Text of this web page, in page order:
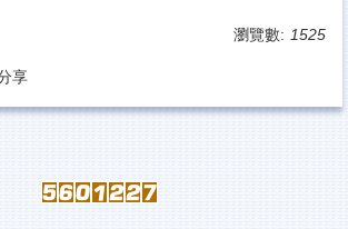
瀏覽數: 1525
享